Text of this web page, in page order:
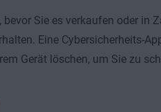
Sie es verkaufen oder in
Eine Cybersicherheits-
Gerät löschen, um Sie zu